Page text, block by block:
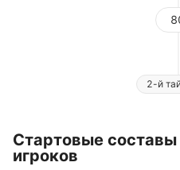
2-й
Стартовые составы
игроков